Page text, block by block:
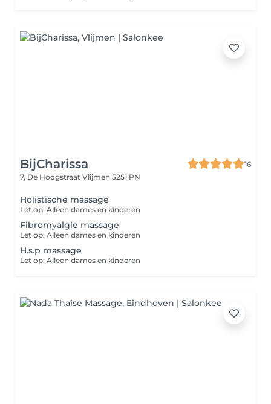
BijCharissa
16
7, De Hoogstraat Vlijmen 5251 PN
Holistische massage
Let op: Alleen dames en kinderen
Fibromyalgie massage
Let op: Alleen dames en kinderen
H.s.p massage
Let op: Alleen dames en kinderen